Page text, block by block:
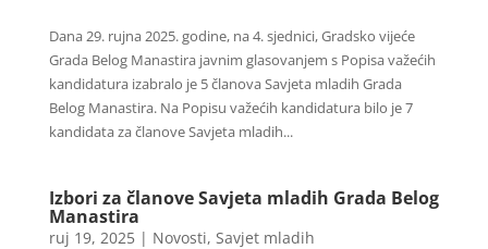
Dana 29. rujna 2025. godine, na 4. sjednici, Gradsko vijeće
Grada Belog Manastira javnim glasovanjem s Popisa važećih
kandidatura izabralo je 5 članova Savjeta mladih Grada
Belog Manastira. Na Popisu važećih kandidatura bilo je 7
kandidata za članove Savjeta mladih...
Izbori za članove Savjeta mladih Grada Belog
Manastira
ruj 19, 2025| Novosti, Savjet mladih